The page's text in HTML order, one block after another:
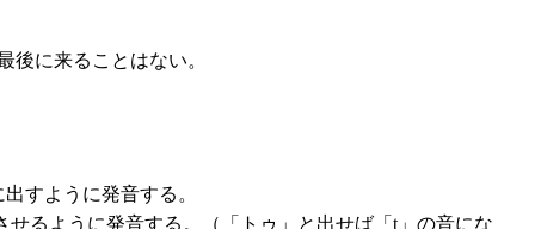
後に来ることはない。
すように発音する。
るように発音する。（「トゥ」と出せば「t」の音にな